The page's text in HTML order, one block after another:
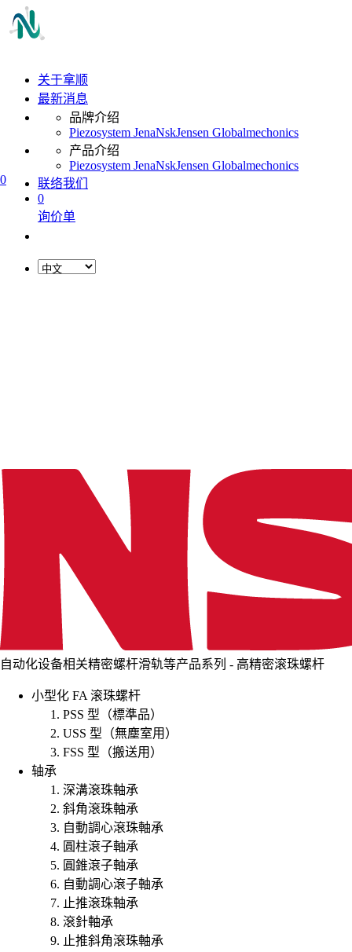
0
关于拿顺
最新消息
品牌介绍
Piezosystem JenaNskJensen Globalmechonics
产品介绍
Piezosystem JenaNskJensen Globalmechonics
联络我们
0
询价单
自动化设备相关精密螺杆滑轨等产品系列 - 高精密滚珠螺杆
小型化 FA 滚珠螺杆
PSS 型（標準品）
USS 型（無塵室用）
FSS 型（搬送用）
轴承
深溝滾珠軸承
斜角滾珠軸承
自動調心滾珠軸承
圓柱滾子軸承
圓錐滾子軸承
自動調心滾子軸承
止推滾珠軸承
滾針軸承
止推斜角滾珠軸承